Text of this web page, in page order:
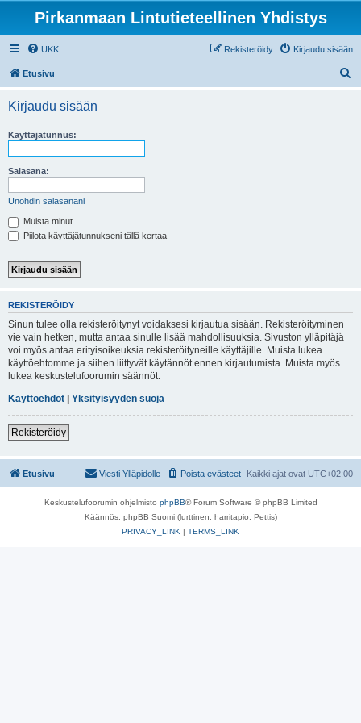
Pirkanmaan Lintutieteellinen Yhdistys
UKK Kirjaudu sisään
Rekisteröidy
Etusivu
Kirjaudu sisään
Käyttäjätunnus:
Salasana:
Unohdin salasanani
Muista minut
Piilota käyttäjätunnukseni tällä kertaa
REKISTERÖIDY
Sinun tulee olla rekisteröitynyt voidaksesi kirjautua sisään. Rekisteröityminen
vie vain hetken, mutta antaa sinulle lisää mahdollisuuksia. Sivuston ylläpitäjä
voi myös antaa erityisoikeuksia rekisteröityneille käyttäjille. Muista lukea
käyttöehtomme ja siihen liittyvät käytännöt ennen kirjautumista. Muista myös
lukea keskustelufoorumin säännöt.
Käyttöehdot | Yksityisyyden suoja
Rekisteröidy
Etusivu Kaikki ajat ovat UTC+02:00
Poista evästeet
Viesti Ylläpidolle
Keskustelufoorumin ohjelmisto phpBB® Forum Software © phpBB Limited
Käännös: phpBB Suomi (lurttinen, harritapio, Pettis)
PRIVACY_LINK | TERMS_LINK